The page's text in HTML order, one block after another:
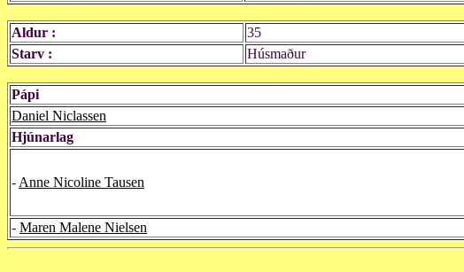
Aldur :
35
Starv :
Húsmaður
Pápi
Daniel Niclassen
Hjúnarlag
- Anne Nicoline Tausen
- Maren Malene Nielsen